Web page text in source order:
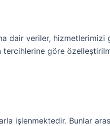
dair veriler,
tercihlerine göre
işlenmektedir. Bunlar